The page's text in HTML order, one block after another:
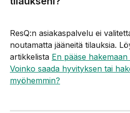
ResQ:n asiakaspalvelu ei
noutamatta jääneitä tilauksia.
artikkelista En pääse hakemaan
Voinko saada hyvityksen tai
myöhemmin?